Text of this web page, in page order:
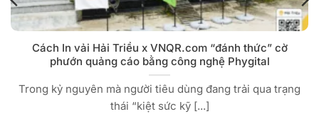
Cách In vải Hải Triều x VNQR.com “đánh thức” cờ
phướn quảng cáo bằng công nghệ Phygital
Trong kỷ nguyên mà người tiêu dùng đang trải qua trạng
thái “kiệt sức kỹ [...]